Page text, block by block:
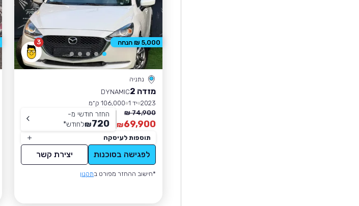
3
נתניה
מזדה 2
DYNAMIC
2023 יד 1
106,000 ק״מ
74,900 ₪
69,900
₪
החזר חודשי מ-
720
₪לחודש*
תוספות לעיסקה
לפגישה בסוכנות יצירת קשר
*חישוב ההחזר מפורט בתקנון
5,000 ₪ הנחה